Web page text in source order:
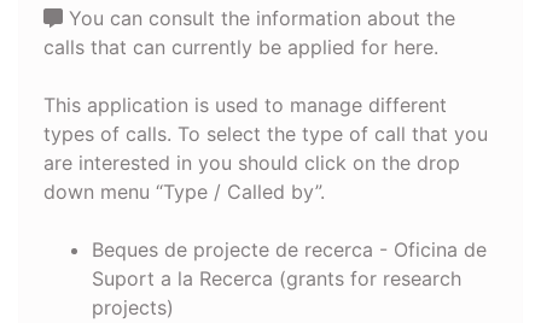
You can consult the information about the
calls that can currently be applied for here.
This application is used to manage different
types of calls. To select the type of call that you
are interested in you should click on the drop
down menu “Type / Called by”.
Beques de projecte de recerca - Oficina de
Suport a la Recerca (grants for research
projects)